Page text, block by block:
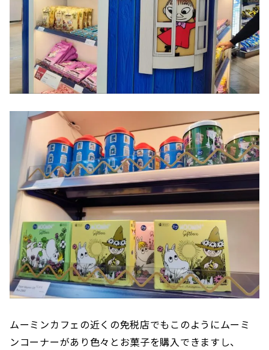
ムーミンカフェの近くの免税店でもこのようにムーミ
ンコーナーがあり色々とお菓子を購入できますし、